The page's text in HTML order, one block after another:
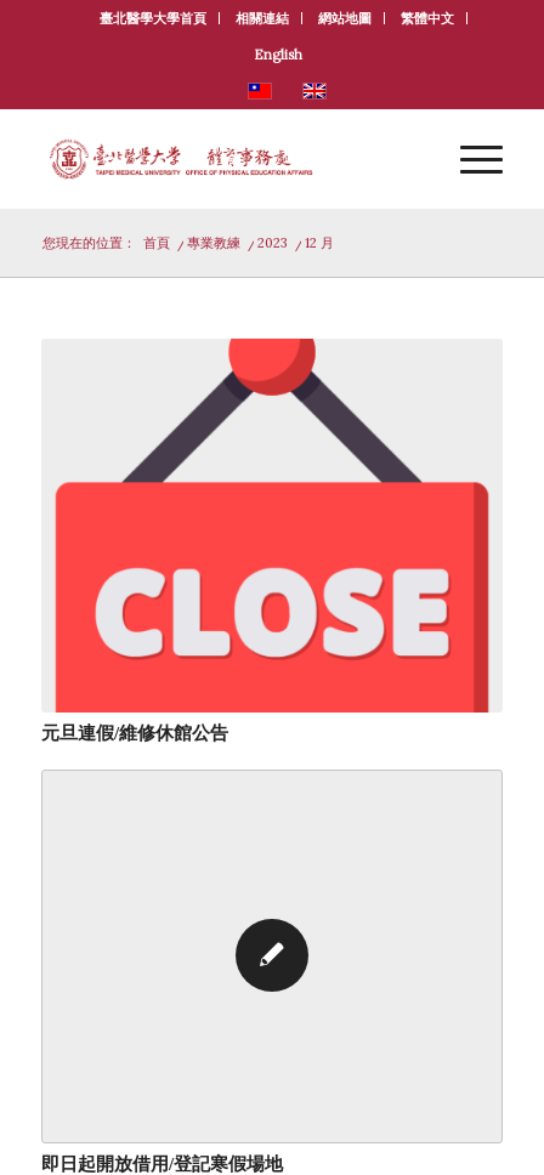
臺北醫學大學首頁 相關連結 網站地圖 繁體中文
English
您現在的位置： 首頁 / 專業教練 / 2023 / 12 月
元旦連假/維修休館公告
即日起開放借用/登記寒假場地